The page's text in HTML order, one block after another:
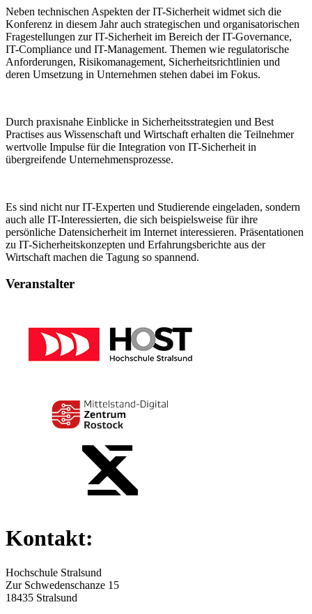
Neben technischen Aspekten der IT-Sicherheit widmet sich die
Konferenz in diesem Jahr auch strategischen und organisatorischen
Fragestellungen zur IT-Sicherheit im Bereich der IT-Governance,
IT-Compliance und IT-Management. Themen wie regulatorische
Anforderungen, Risikomanagement, Sicherheitsrichtlinien und
deren Umsetzung in Unternehmen stehen dabei im Fokus.
Durch praxisnahe Einblicke in Sicherheitsstrategien und Best
Practises aus Wissenschaft und Wirtschaft erhalten die Teilnehmer
wertvolle Impulse für die Integration von IT-Sicherheit in
übergreifende Unternehmensprozesse.
Es sind nicht nur IT-Experten und Studierende eingeladen, sondern
auch alle IT-Interessierten, die sich beispielsweise für ihre
persönliche Datensicherheit im Internet interessieren. Präsentationen
zu IT-Sicherheitskonzepten und Erfahrungsberichte aus der
Wirtschaft machen die Tagung so spannend.
Veranstalter
Kontakt:
Hochschule Stralsund
Zur Schwedenschanze 15
18435 Stralsund